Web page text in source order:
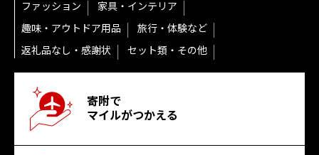
ファッション
家具・インテリア
趣味・アウトドア用品
旅行・体験など
返礼品なし・感謝状
セット類・その他
寄附で
マイルがつかえる